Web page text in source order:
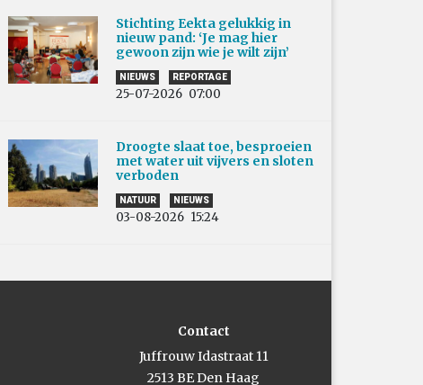
Stichting Eekta gelukkig in
nieuw pand: ‘Je mag hier
gewoon zijn wie je wilt zijn’
NIEUWS REPORTAGE
25-07-2026 07:00
Droogte slaat toe, besproeien
met water uit vijvers en sloten
verboden
NATUUR NIEUWS
03-08-2026 15:24
Contact
Juffrouw Idastraat 11
2513 BE Den Haag